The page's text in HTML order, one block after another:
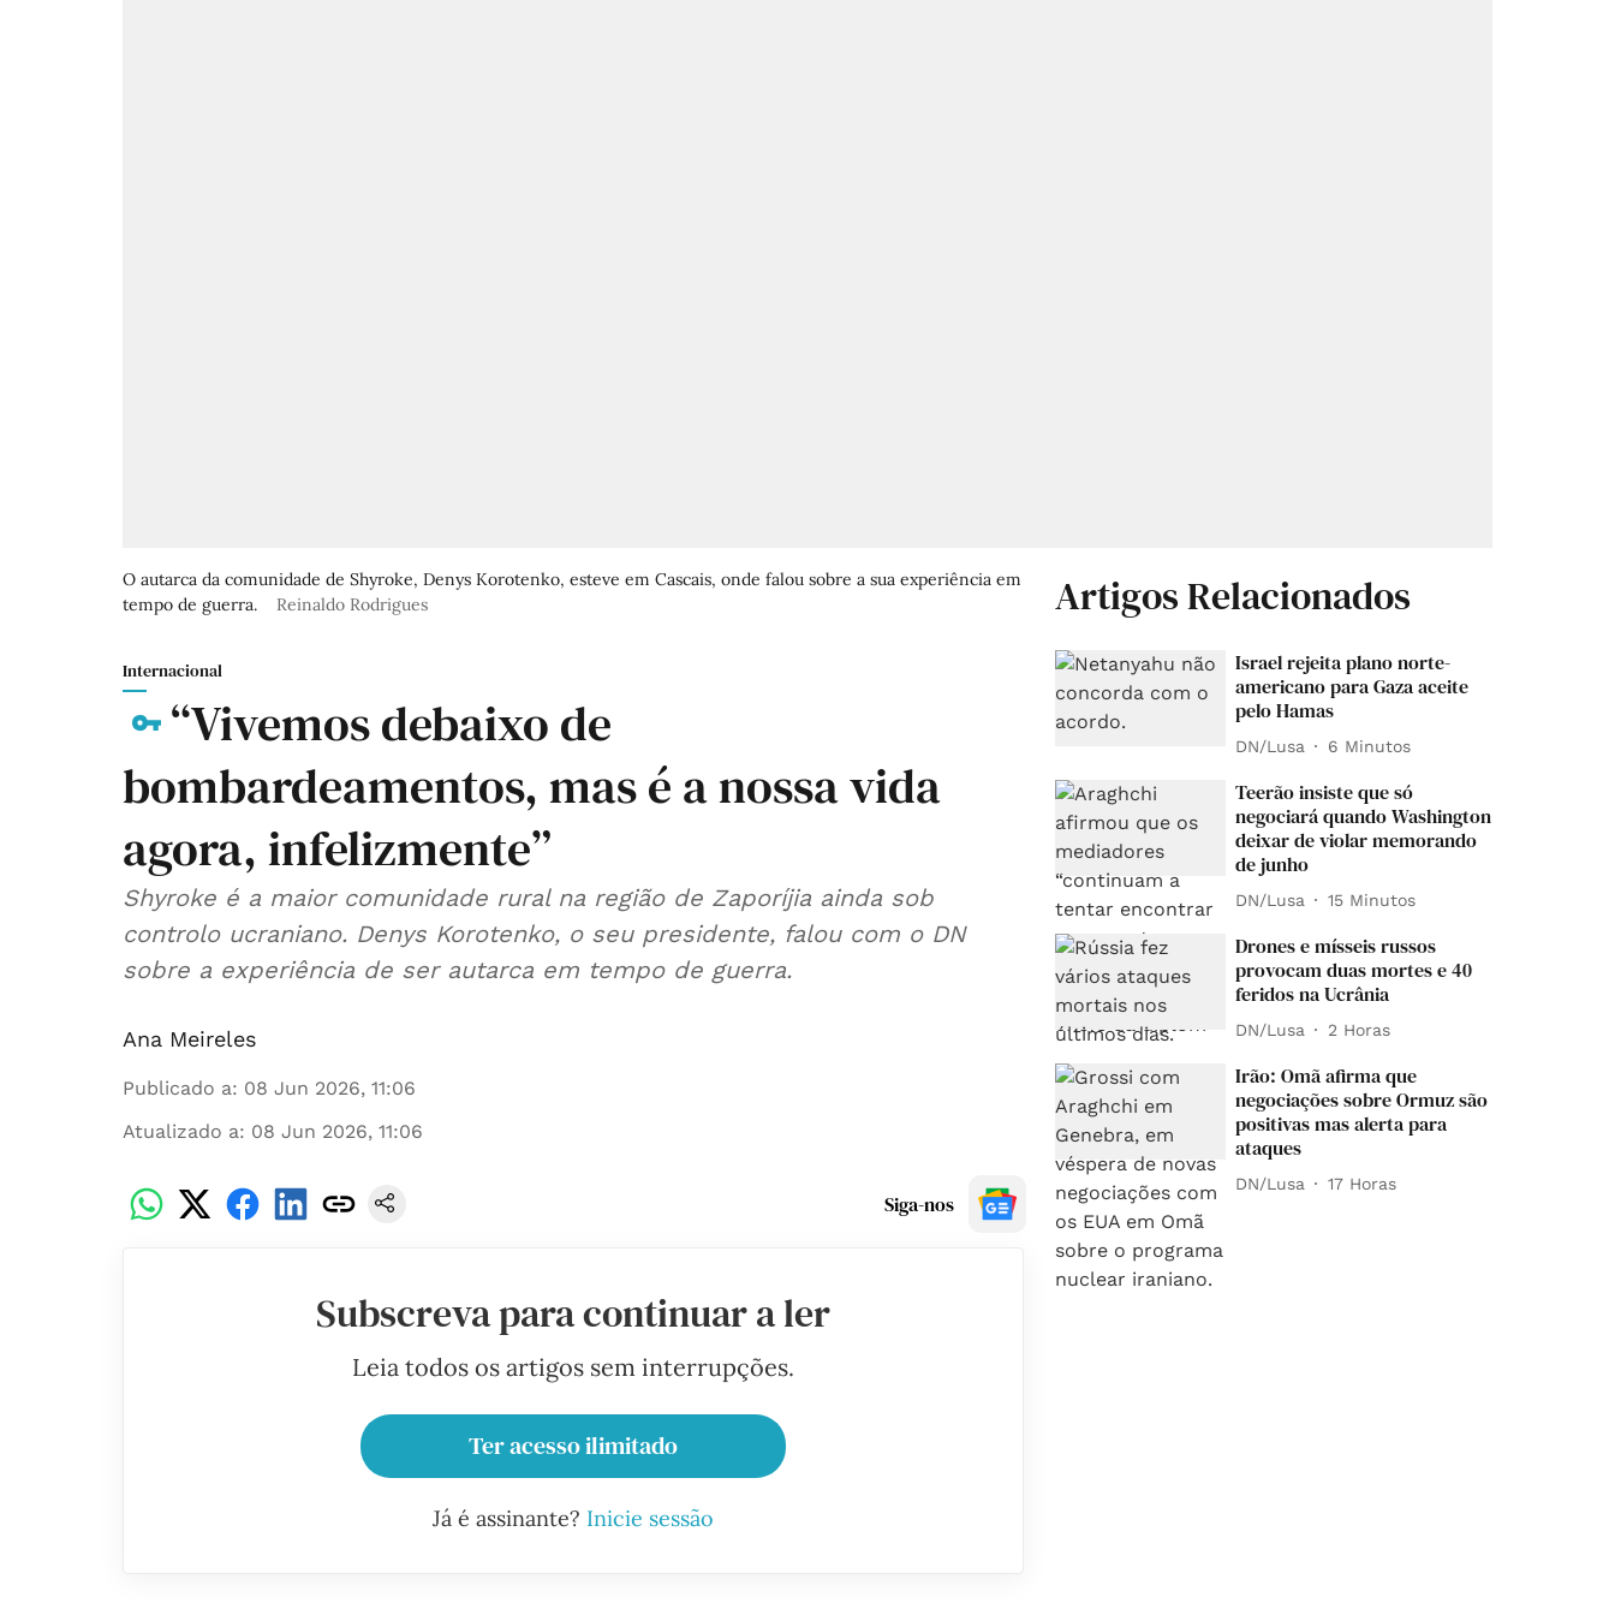
O autarca da comunidade de Shyroke, Denys Korotenko, esteve em Cascais, onde falou sobre a sua experiência em
tempo de guerra.
Reinaldo Rodrigues
Internacional
“Vivemos debaixo de
bombardeamentos, mas é a nossa vida
agora, infelizmente”
Shyroke é a maior comunidade rural na região de Zaporíjia ainda sob
controlo ucraniano. Denys Korotenko, o seu presidente, falou com o DN
sobre a experiência de ser autarca em tempo de guerra.
Ana Meireles
Publicado a: 08 Jun 2026, 11:06
Atualizado a: 08 Jun 2026, 11:06
Siga-nos
Subscreva para continuar a ler
Leia todos os artigos sem interrupções.
Ter acesso ilimitado
Já é assinante? Inicie sessão
Artigos Relacionados
Israel rejeita plano norte-
americano para Gaza aceite
pelo Hamas
DN/Lusa 6 Minutos
Teerão insiste que só
negociará quando Washington
deixar de violar memorando
de junho
DN/Lusa 15 Minutos
Drones e mísseis russos
provocam duas mortes e 40
feridos na Ucrânia
DN/Lusa 2 Horas
Irão: Omã afirma que
negociações sobre Ormuz são
positivas mas alerta para
ataques
DN/Lusa 17 Horas